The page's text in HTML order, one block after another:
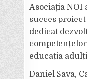
Asociația NOI
succes
dedicat
educația
Daniel Sava,